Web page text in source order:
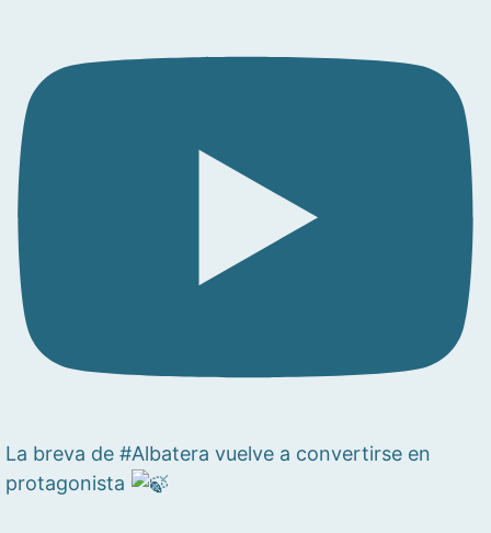
La breva de #Albatera vuelve a convertirse en
protagonista